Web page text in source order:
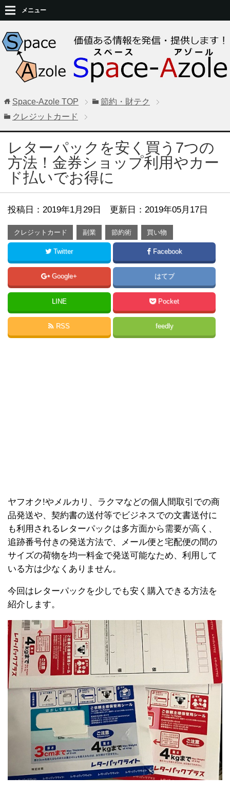
メニュー
Space-Azole TOP
節約・財テク
クレジットカード
レターパックを安く買う7つの
方法！金券ショップ利用やカー
ド払いでお得に
投稿日： 2019年1月29日 更新日：2019年05月17日
クレジットカード 副業 節約術 買い物
Twitter Facebook
Google+ はてブ
LINE Pocket
RSS feedly
ヤフオク!やメルカリ、ラクマなどの個人間取引での商
品発送や、契約書の送付等でビジネスでの文書送付に
も利用されるレターパックは多方面から需要が高く、
追跡番号付きの発送方法で、メール便と宅配便の間の
サイズの荷物を均一料金で発送可能なため、利用して
いる方は少なくありません。
今回はレターパックを少しでも安く購入できる方法を
紹介します。